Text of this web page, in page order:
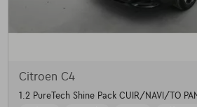
Citroen C4
1.2 PureTech Shine Pack CUIR/NAVI/TO